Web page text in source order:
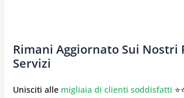
Rimani Aggiornato Sui Nostri
Servizi
Unisciti alle migliaia di clienti soddisfatti